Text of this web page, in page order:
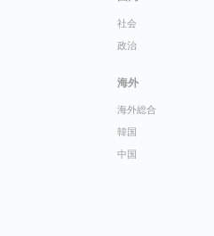
社会
政治
海外
海外総合
韓国
中国